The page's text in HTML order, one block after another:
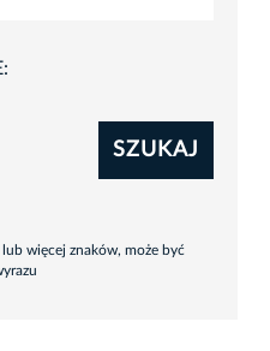
SZUKAJ
więcej znaków, może być